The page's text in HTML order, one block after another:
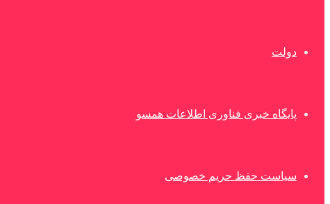
دولت
پایگاه خبری فناوری اطلاعات همسو
سیاست حفظ حریم خصوصی